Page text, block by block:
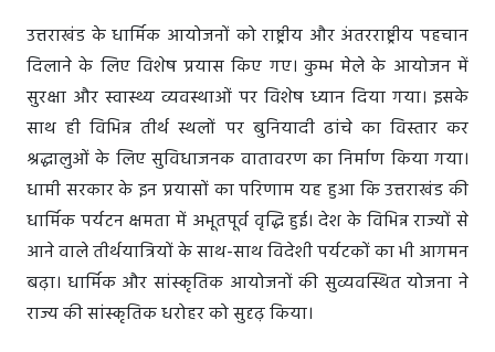
उत्तराखंड के धार्मिक आयोजनों को राष्ट्रीय और अंतरराष्ट्रीय पहचान
दिलाने के लिए विशेष प्रयास किए गए। कुम्भ मेले के आयोजन में
सुरक्षा और स्वास्थ्य व्यवस्थाओं पर विशेष ध्यान दिया गया। इसके
साथ ही विभिन्न तीर्थ स्थलों पर बुनियादी ढांचे का विस्तार कर
श्रद्धालुओं के लिए सुविधाजनक वातावरण का निर्माण किया गया।
धामी सरकार के इन प्रयासों का परिणाम यह हुआ कि उत्तराखंड की
धार्मिक पर्यटन क्षमता में अभूतपूर्व वृद्धि हुई। देश के विभिन्न राज्यों से
आने वाले तीर्थयात्रियों के साथ-साथ विदेशी पर्यटकों का भी आगमन
बढ़ा। धार्मिक और सांस्कृतिक आयोजनों की सुव्यवस्थित योजना ने
राज्य की सांस्कृतिक धरोहर को सुदृढ़ किया।